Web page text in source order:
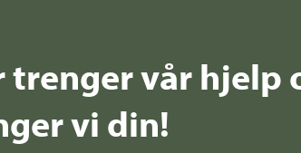
trenger vår hjelp
vi din!